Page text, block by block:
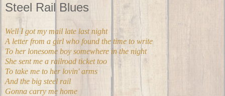
Steel Rail Blues
Well I got my mail late last night
A letter from a girl who found the time to write
To her lonesome boy somewhere in the night
She sent me a railroad ticket too
To take me to her lovin' arms
And the big steel rail
Gonna carry me home